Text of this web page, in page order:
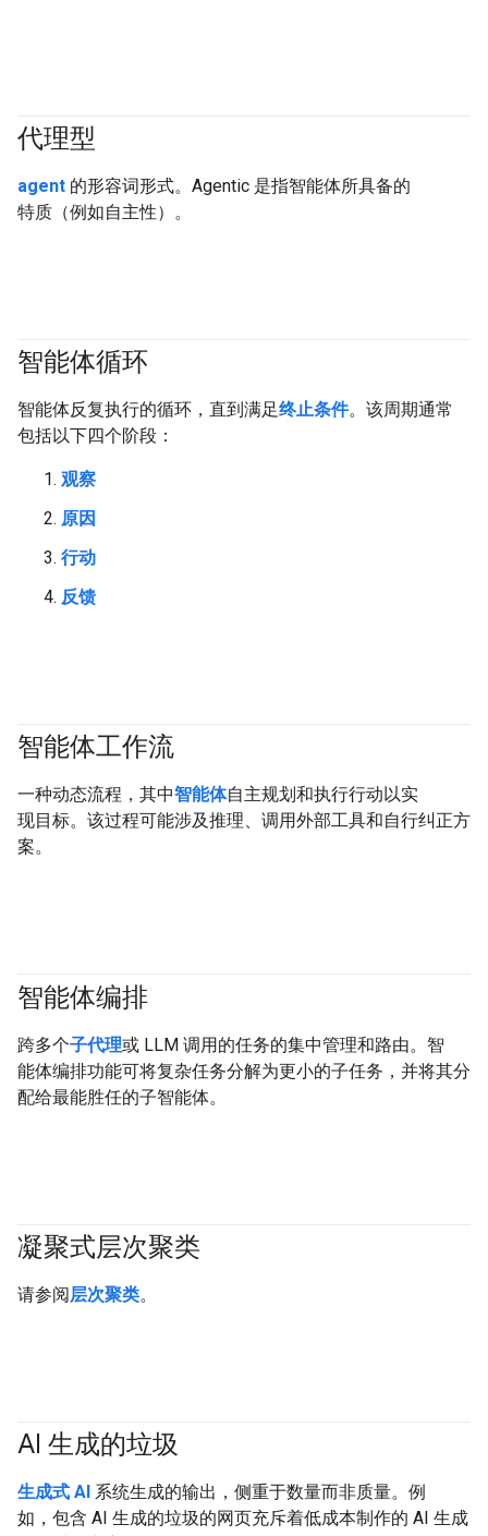
代理型
agent 的形容词形式。Agentic 是指智能体所具备的
特质（例如自主性）。
智能体循环
智能体反复执行的循环，直到满足终止条件。该周期通常
包括以下四个阶段：
观察
原因
行动
反馈
智能体工作流
一种动态流程，其中智能体自主规划和执行行动以实
现目标。该过程可能涉及推理、调用外部工具和自行纠正方
案。
智能体编排
跨多个子代理或 LLM 调用的任务的集中管理和路由。智
能体编排功能可将复杂任务分解为更小的子任务，并将其分
配给最能胜任的子智能体。
凝聚式层次聚类
请参阅层次聚类。
AI 生成的垃圾
生成式 AI 系统生成的输出，侧重于数量而非质量。例
如，包含 AI 生成的垃圾的网页充斥着低成本制作的 AI 生成